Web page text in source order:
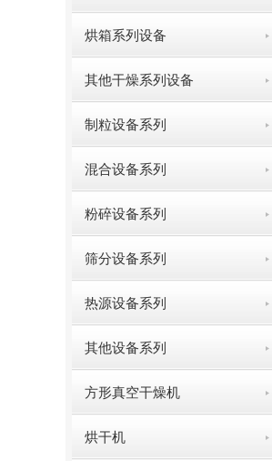
烘箱系列设备
其他干燥系列设备
制粒设备系列
混合设备系列
粉碎设备系列
筛分设备系列
热源设备系列
其他设备系列
方形真空干燥机
烘干机